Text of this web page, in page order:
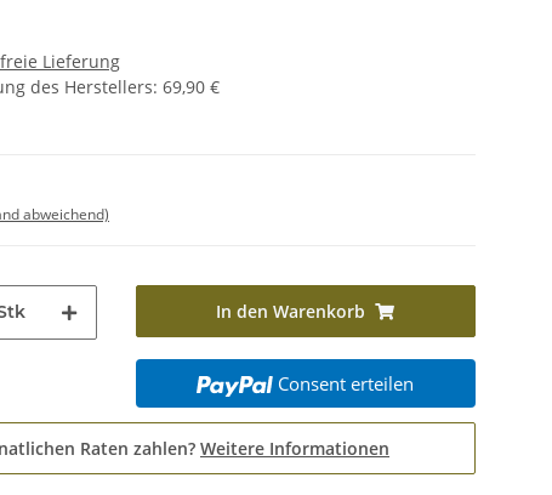
Lieferung
des Herstellers: 69,90 €
abweichend)
In den Warenkorb
Consent erteilen
Raten zahlen? Weitere Informationen